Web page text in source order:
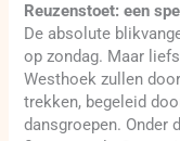
Reuzenstoet: een
De absolute
op zondag. Maar
Westhoek zullen
trekken, begeleid
dansgroepen. Onder